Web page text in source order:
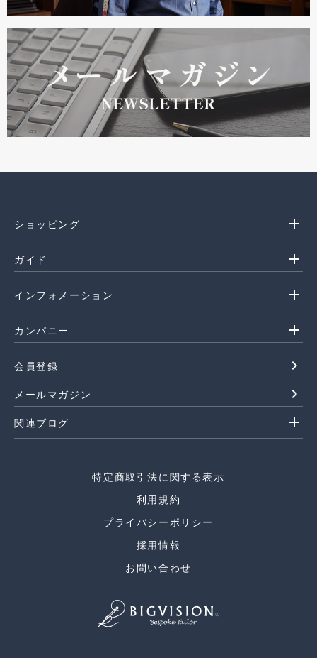
ショッピング add
ガイド add
インフォメーション add
カンパニー add
会員登録 navigate_next
メールマガジン navigate_next
関連ブログ add
特定商取引法に関する表示
利用規約
プライバシーポリシー
採用情報
お問い合わせ